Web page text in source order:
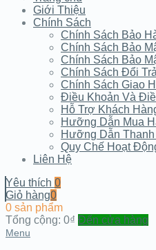
Giới Thiệu
Chính Sách
Chính Sách Bảo
Chính Sách Bảo
Chính Sách Bảo
Chính Sách Đổi
Chính Sách Giao
Điều Khoản Và
Hỗ Trợ Khách
Hưỡng Dẫn Mua
Hưỡng Dẫn Thanh
Quy Chế Hoạt
Liên Hệ
Yêu thích 0
Giỏ hàng0
0 sản phẩm
Tổng cộng: 0₫ Đến cửa hàng
Menu